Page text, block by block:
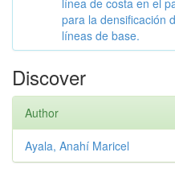
línea de costa en el
para la densificación
líneas de base.
Discover
Author
Ayala, Anahí Maricel